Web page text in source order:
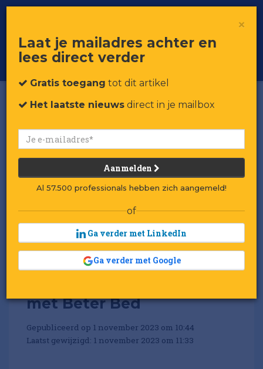
Voor professionals in retail & brands
Toggle
RetailRookie Cloudpillo
met Beter Bed
Gepubliceerd op 1 november 2023 om 10:44
Laatst gewijzigd: 1 november 2023 om 11:33
×
Laat je mailadres achter en
lees direct verder
Gratis toegang tot dit artikel
Het laatste nieuws direct in je mailbox
Aanmelden
Al 57.500 professionals hebben zich aangemeld!
of
Ga verder met LinkedIn
Ga verder met Google